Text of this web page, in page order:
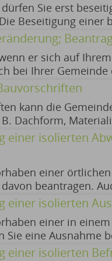
Sie erst
Beseitigung einer
werden. Die
dazu besteht.
er sich auf
bei Ihrer
hat. Bäume
werden.
kann die
Dachform,
Verbot von
einer isolierten
einer
beantragen.
im Übrigen
einer isolierten
einer in
Sie eine Ausnahme
können Sie
einer isolierten